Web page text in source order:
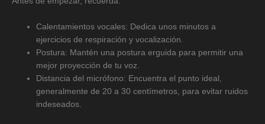
Calentamientos vocales: Dedica unos minutos a
ejercicios de respiración y vocalización.
Postura: Mantén una postura erguida para permitir una
mejor proyección de tu voz.
Distancia del micrófono: Encuentra el punto ideal,
generalmente de 20 a 30 centímetros, para evitar ruidos
indeseados.